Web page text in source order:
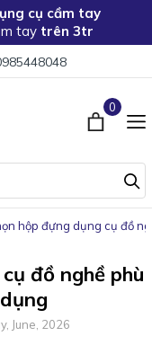
cụ cầm tay
tay trên 3tr
0
hộp đựng dụng cụ đồ
đồ nghề phù
June, 2026